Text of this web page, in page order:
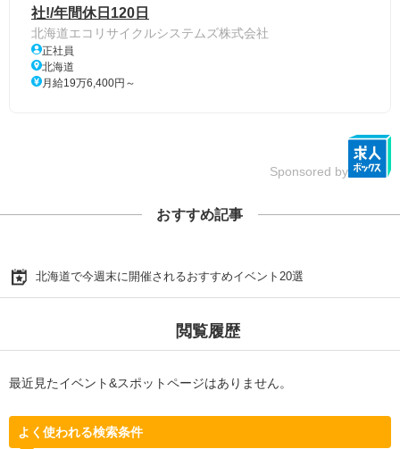
社!/年間休日120日
北海道エコリサイクルシステムズ株式会社
正社員
北海道
月給19万6,400円～
Sponsored by
おすすめ記事
北海道で今週末に開催されるおすすめイベント20選
閲覧履歴
最近見たイベント&スポットページはありません。
よく使われる検索条件